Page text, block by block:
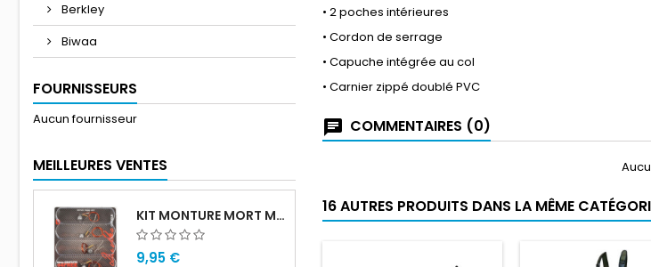
Berkley
Biwaa
FOURNISSEURS
Aucun fournisseur
MEILLEURES VENTES
KIT MONTURE MORT MANIÉ CARNASSIER DRACHKO (X4)
9,95 €
• 2 poches intérieures
• Cordon de serrage
• Capuche intégrée au col
• Carnier zippé doublé PVC
COMMENTAIRES (0)
16 AUTRES PRODUITS DANS LA MÊME